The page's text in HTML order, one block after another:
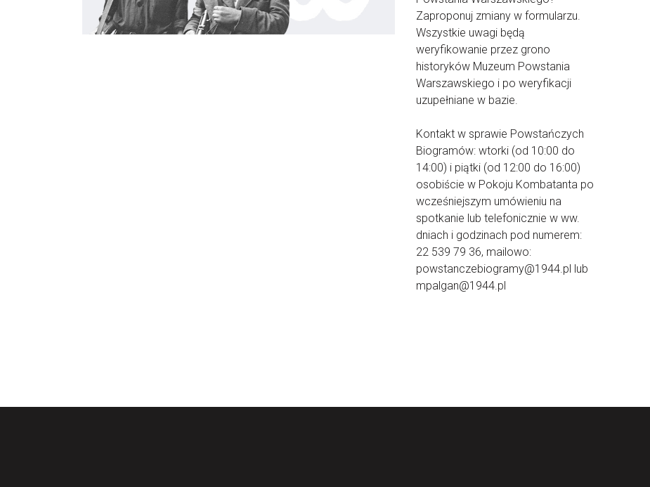
Zaproponuj zmiany w formularzu.
Wszystkie uwagi będą
weryfikowanie przez grono
historyków Muzeum Powstania
Warszawskiego i po weryfikacji
uzupełniane w bazie.
Kontakt w sprawie Powstańczych
Biogramów: wtorki (od 10:00 do
14:00) i piątki (od 12:00 do 16:00)
osobiście w Pokoju Kombatanta po
wcześniejszym umówieniu na
spotkanie lub telefonicznie w ww.
dniach i godzinach pod numerem:
22 539 79 36, mailowo:
powstanczebiogramy@1944.pl lub
mpalgan@1944.pl